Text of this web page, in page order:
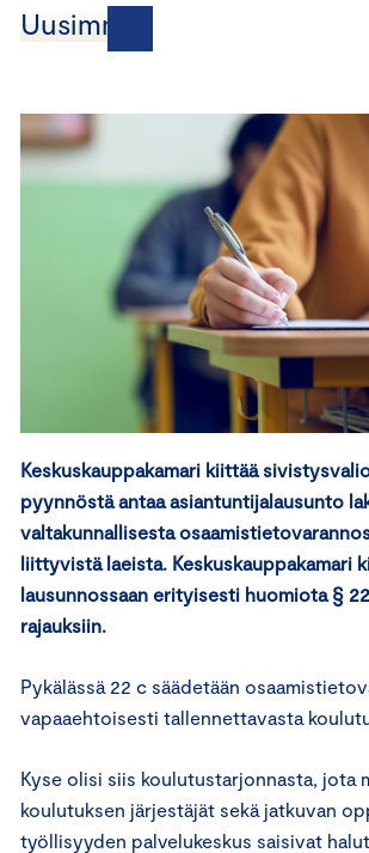
Uusimmat
Keskuskauppakamari kiittää
pyynnöstä antaa asiantuntijalausunto
valtakunnallisesta
liittyvistä laeista. Keskuskauppakamari
lausunnossaan erityisesti huomiota §
rajauksiin.
Pykälässä 22 c säädetään
vapaaehtoisesti tallennettavasta
Kyse olisi siis koulutustarjonnasta, jota
koulutuksen järjestäjät sekä jatkuvan
työllisyyden palvelukeskus saisivat